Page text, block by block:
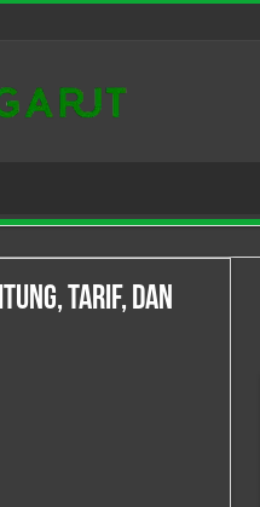
Tarif, dan